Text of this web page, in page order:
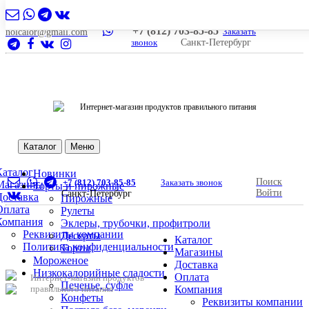
nolcalor@gmail.com +7 (812) 703-85-85 Заказать
звонок
Санкт-Петербург
Интернет-магазин продуктов правильного питания
Каталог Меню
Реквизиты компании
Политика конфиденциальности
Новинки
Торты и пирожные
Пирожные
Рулеты
Эклеры, трубочки, профитроли
Десерты
Торты
Мороженое
Низкокалорийные сладости
Печенье, суфле
Конфеты
+7 (812) 703-85-85
Заказать звонок
Санкт-Петербург
Поиск
Войти
Интернет-магазин продуктов
правильного питания
Каталог
Магазины
Доставка
Оплата
Компания
Реквизиты компании